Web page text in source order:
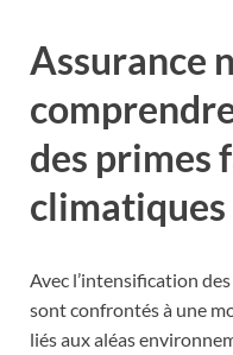
Assurance
des primes
climatiques
Avec l’intensification
sont confrontés à une
liés aux aléas